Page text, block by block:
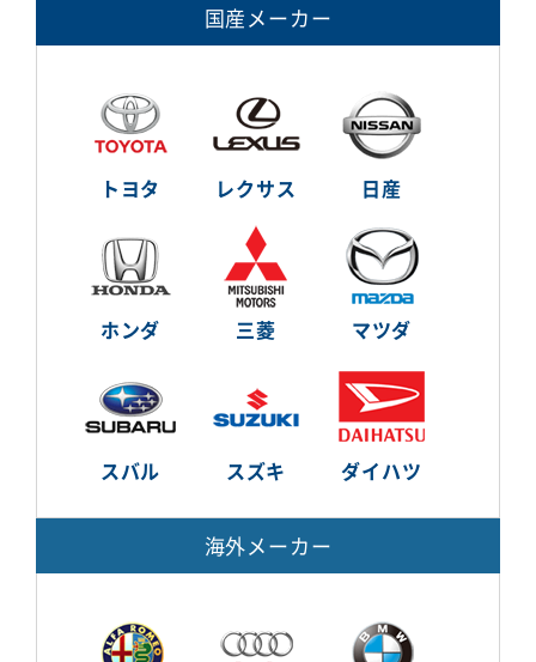
国産メーカー
トヨタ レクサス 日産
ホンダ 三菱 マツダ
スバル スズキ ダイハツ
海外メーカー